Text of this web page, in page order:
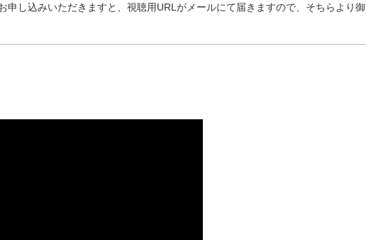
申し込みいただきますと、視聴用URLがメールにて届きますので、そちらより